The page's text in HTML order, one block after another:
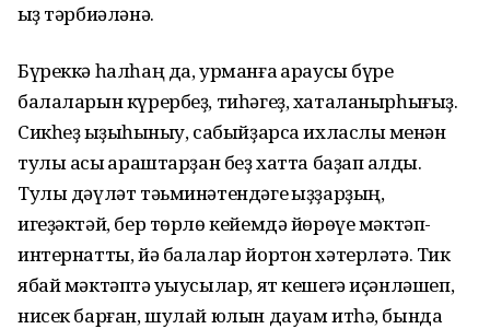
ҡыҙ тәрбиәләнә.
Бүреккә һалһаң да, урманға ҡараусы бүре
балаларын күрербеҙ, тиһәгеҙ, хаталанырһығыҙ.
Сикһеҙ ҡыҙыҡһыныу, сабыйҙарса ихласлыҡ менән
тулы асыҡ ҡараштарҙан беҙ хатта баҙап ҡалдыҡ.
Тулы дәүләт тәьминәтендәге ҡыҙҙарҙың,
игеҙәктәй, бер төрлө кейемдә йөрөүе мәктәп-
интернатты, йә балалар йортон хәтерләтә. Тик
ябай мәктәптә уҡыусылар, ят кешегә иҫәнләшеп,
нисек барған, шулай юлын дауам итһә, бында